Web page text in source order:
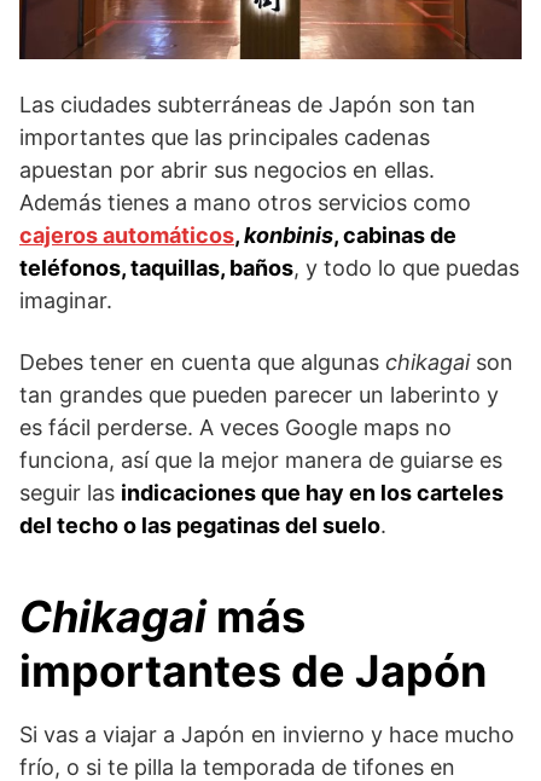
Las ciudades subterráneas de Japón son tan
importantes que las principales cadenas
apuestan por abrir sus negocios en ellas.
Además tienes a mano otros servicios como
cajeros automáticos,konbinis, cabinas de
teléfonos, taquillas, baños, y todo lo que puedas
imaginar.
Debes tener en cuenta que algunas chikagaison
tan grandes que pueden parecer un laberinto y
es fácil perderse. A veces Google maps no
funciona, así que la mejor manera de guiarse es
seguir las indicaciones que hay en los carteles
del techo o las pegatinas del suelo.
Chikagaimás
importantes de Japón
Si vas a viajar a Japón en invierno y hace mucho
frío, o si te pilla la temporada de tifones en